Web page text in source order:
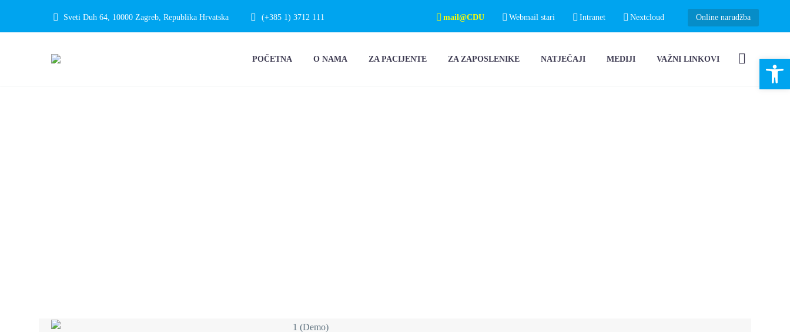
Sveti Duh 64, 10000 Zagreb, Republika Hrvatska (+385 1) 3712 111 mail@CDU Webmail stari Intranet Nextcloud Online narudžba
POČETNA O NAMA ZA PACIJENTE ZA ZAPOSLENIKE NATJEČAJI MEDIJI VAŽNI LINKOVI